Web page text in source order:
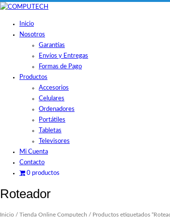
Skip
contentInicio
Nosotros
Garantías
Envíos y Entregas
Formas de Pago
Productos
Accesorios
Celulares
Ordenadores
Portátiles
Tabletas
Televisores
Mi Cuenta
Contacto
0 productos
Roteador
Inicio / Tienda Online Computech / Productos etiquetados